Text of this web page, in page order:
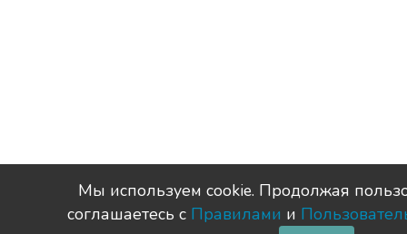
Мы используем сookie. Продолжая
соглашаетесь с Правилами и